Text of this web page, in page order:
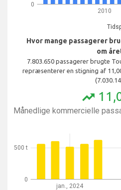
2010
0
Hvor mange passagerer
om
7.803.650 passagerer brugte
repræsenterer en stigning af
trending_up
Månedlige kommercielle
jan., 2024
0
500 t